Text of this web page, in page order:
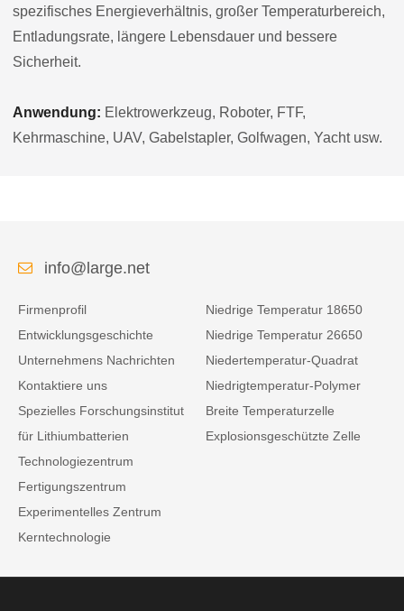
spezifisches Energieverhältnis, großer Temperaturbereich,
Entladungsrate, längere Lebensdauer und bessere
Sicherheit.
Anwendung: Elektrowerkzeug, Roboter, FTF,
Kehrmaschine, UAV, Gabelstapler, Golfwagen, Yacht usw.
info@large.net
Firmenprofil
Entwicklungsgeschichte
Unternehmens Nachrichten
Kontaktiere uns
Spezielles Forschungsinstitut
für Lithiumbatterien
Technologiezentrum
Fertigungszentrum
Experimentelles Zentrum
Kerntechnologie
Niedrige Temperatur 18650
Niedrige Temperatur 26650
Niedertemperatur-Quadrat
Niedrigtemperatur-Polymer
Breite Temperaturzelle
Explosionsgeschützte Zelle